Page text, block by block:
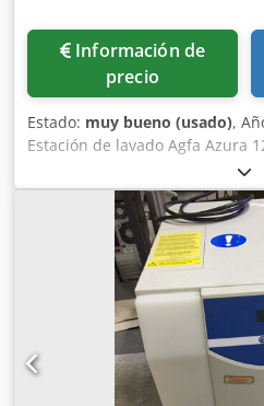
Información de
precio
Estado: muy bueno (usado),
Estación de lavado Agfa Azura